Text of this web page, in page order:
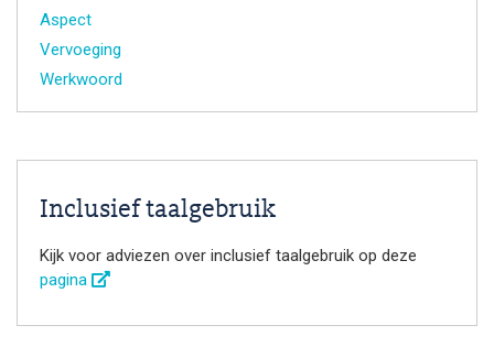
Aspect
Vervoeging
Werkwoord
Inclusief taalgebruik
Kijk voor adviezen over inclusief taalgebruik op deze
pagina